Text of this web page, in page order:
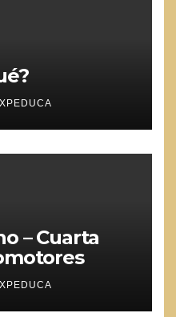
– Cuarta